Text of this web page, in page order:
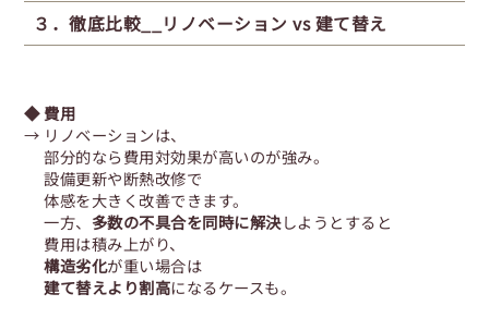
３．徹底比較__リノベーション vs 建て替え
◆ 費用
→ リノベーションは、
部分的なら費用対効果が高いのが強み。
設備更新や断熱改修で
体感を大きく改善できます。
一方、 多数の不具合を同時に解決しようとすると
費用は積み上がり、
構造劣化が重い場合は
建て替えより割高になるケースも。